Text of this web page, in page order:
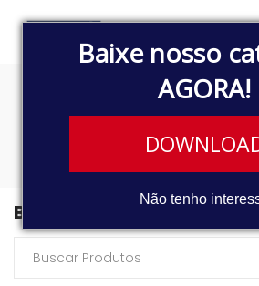
Baixe nosso
AGORA!
Não tenho
3079
Buscar Produtos